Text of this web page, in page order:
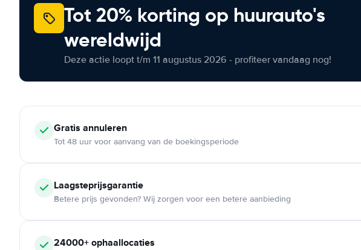
Tot 20% korting op huurauto's
wereldwijd
Deze actie loopt t/m 11 augustus 2026 - profiteer vandaag nog!
Gratis annuleren
Tot 48 uur voor aanvang van de boekingsperiode
Laagsteprijsgarantie
Betere prijs gevonden? Wij zorgen voor een betere aanbieding
24000+ ophaallocaties